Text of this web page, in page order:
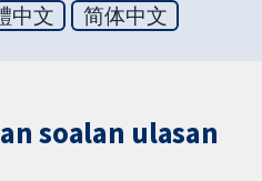
中文 简体中文
soalan ulasan